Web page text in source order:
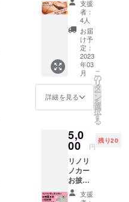
なくな
るのを
保証し
ている
商品で
はござ
いませ
ん。
コー
グ後の
傷、破
び等が
発生し
ないと
は限り
ませ
ん。発
生した
場合の
たしま
す ・準
備が整
い次
第、順
次発送
いたし
ます。
ご希
期など
ある場
に記載
くださ
い
て頂き
ます
リター
ン対応
期間は
2022年
11月〜
2023年
12月の
すで
にご希
方は、
備考欄
に第３
希望ま
でご明
記くだ
さいま
お電話
をさせ
ていた
だきま
考欄に
お電話
番号の
ご明記
をお願
事項 ・
2022年
にご希
望日程
の詳細
＆ご確
円単位
でプラ
スのご
支援も
して頂
けま
す。 応
援、よ
ろしく
お願い
容》 ◯
お礼の
手紙
◯『ベ
イクド
チーズ
ケー
ターン
として
再登
場！／
＼店舗
お渡し
用／
「LinoL
inoガ
トー
ショコ
ラ まる
ホー
ル」 ※
２枚目
の写真
は店舗
でのご
提供イ
支援
者：
4人
お届
け予
定：
2023
年03
月
詳細を見る
こ
の
リ
タ
ー
ン
を
選
択
す
る
5,0
00 円
残り20
リノリ
ノカー
お披露
目会に
ご招支援